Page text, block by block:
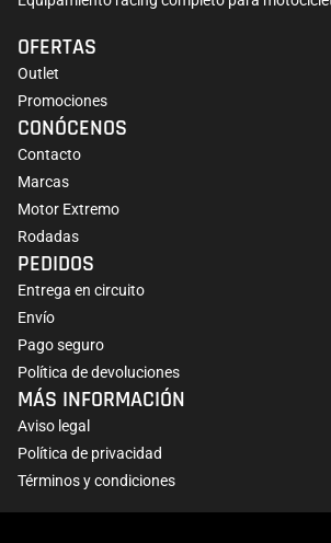
OFERTAS
Outlet
Promociones
CONÓCENOS
Contacto
Marcas
Motor Extremo
Rodadas
PEDIDOS
Entrega en circuito
Envío
Pago seguro
Política de devoluciones
MÁS INFORMACIÓN
Aviso legal
Política de privacidad
Términos y condiciones